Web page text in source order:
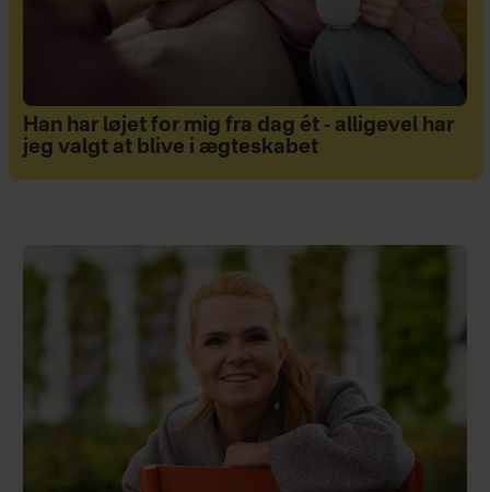
Han har løjet for mig fra dag ét - alligevel har
jeg valgt at blive i ægteskabet